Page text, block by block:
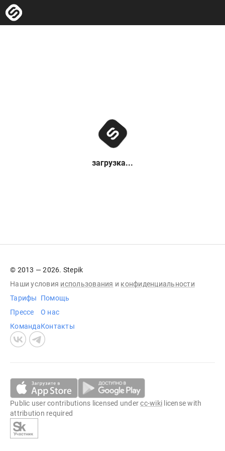
загрузка...
© 2013 — 2026. Stepik
Наши условия использования и конфиденциальности
Тарифы
Прессе
Команда
Помощь
О нас
Контакты
Public user contributions licensed undercc-wiki license with
attribution required